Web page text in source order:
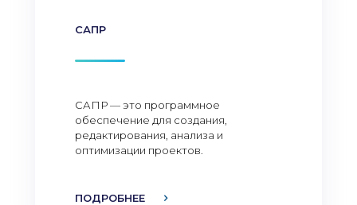
САПР
САПР — это программное
обеспечение для создания,
редактирования, анализа и
оптимизации проектов.
ПОДРОБНЕЕ